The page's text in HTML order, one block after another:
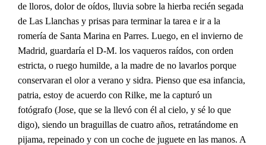
de lloros, dolor de oídos, lluvia sobre la hierba recién segada
de Las Llanchas y prisas para terminar la tarea e ir a la
romería de Santa Marina en Parres. Luego, en el invierno de
Madrid, guardaría el D-M. los vaqueros raídos, con orden
estricta, o ruego humilde, a la madre de no lavarlos porque
conservaran el olor a verano y sidra. Pienso que esa infancia,
patria, estoy de acuerdo con Rilke, me la capturó un
fotógrafo (Jose, que se la llevó con él al cielo, y sé lo que
digo), siendo un braguillas de cuatro años, retratándome en
pijama, repeinado y con un coche de juguete en las manos. A